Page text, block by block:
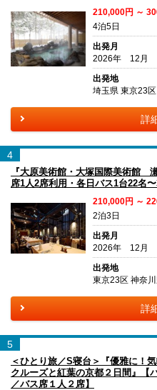
210,000円 ～
4泊5日
出発月
2026年 12月
出発地
埼玉県 東京23区
詳
4
『大原美術館・大塚国際美術館
席1人2席利用・各日バス1台22名
210,000円 ～
2泊3日
出発月
2026年 12月
出発地
東京23区 神奈
詳
5
＜ひとり旅／S寝台＞『優雅に！
クルーズと紅葉の京都２日間』【
／バス席１人２席】